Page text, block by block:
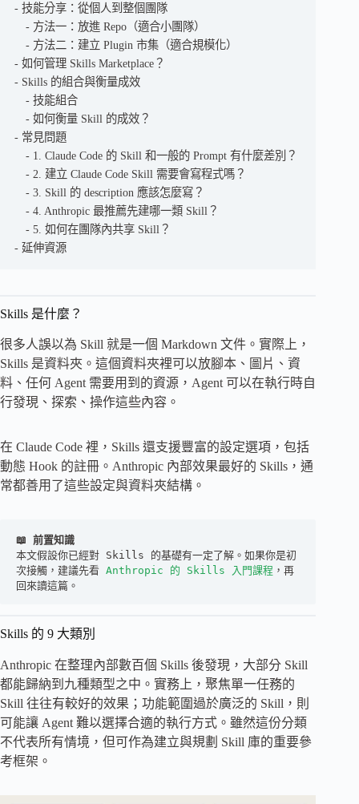
技能分享：從個人到整個團隊
方法一：放進 Repo（適合小團隊）
方法二：建立 Plugin 市集（適合規模化）
如何管理 Skills Marketplace？
Skills 的組合與衡量成效
技能組合
如何衡量 Skill 的成效？
常見問題
1. Claude Code 的 Skill 和一般的 Prompt 有什麼差別？
2. 建立 Claude Code Skill 需要會寫程式嗎？
3. Skill 的 description 應該怎麼寫？
4. Anthropic 最推薦先建哪一類 Skill？
5. 如何在團隊內共享 Skill？
延伸資源
Skills 是什麼？
很多人誤以為 Skill 就是一個 Markdown 文件。實際上，
Skills 是資料夾。這個資料夾裡可以放腳本、圖片、資
料、任何 Agent 需要用到的資源，Agent 可以在執行時自
行發現、探索、操作這些內容。
在 Claude Code 裡，Skills 還支援豐富的設定選項，包括
動態 Hook 的註冊。Anthropic 內部效果最好的 Skills，通
常都善用了這些設定與資料夾結構。
📖 前置知識
本文假設你已經對 Skills 的基礎有一定了解。如果你是初
次接觸，建議先看 Anthropic 的 Skills 入門課程 ，再
回來讀這篇。
Skills 的 9 大類別
Anthropic 在整理內部數百個 Skills 後發現，大部分 Skill
都能歸納到九種類型之中。實務上，聚焦單一任務的
Skill 往往有較好的效果；功能範圍過於廣泛的 Skill，則
可能讓 Agent 難以選擇合適的執行方式。雖然這份分類
不代表所有情境，但可作為建立與規劃 Skill 庫的重要參
考框架。